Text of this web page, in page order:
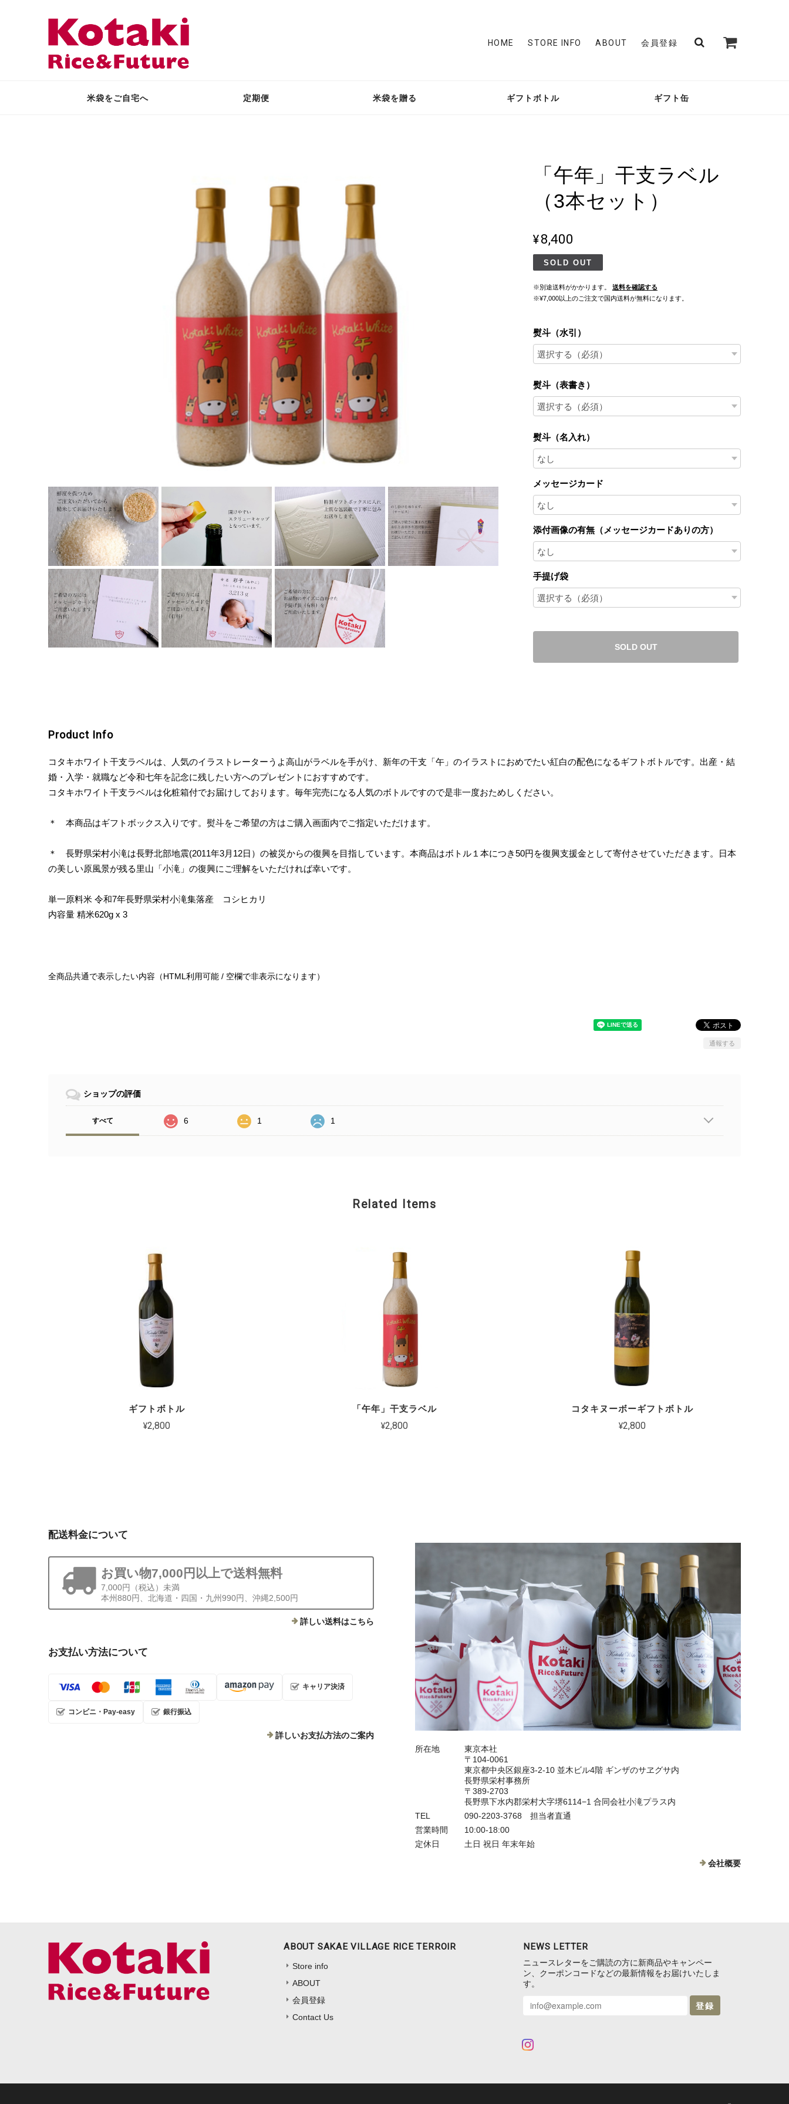
HOME STORE INFO ABOUT 会員登録
米袋をご自宅へ 定期便 米袋を贈る ギフトボトル ギフト缶
「午年」干支ラベル
（3本セット）
¥8,400
SOLD OUT
※別途送料がかかります。
送料を確認する
※¥7,000以上のご注文で国内送料が無料になります。
熨斗（水引）
熨斗（表書き）
熨斗（名入れ）
メッセージカード
添付画像の有無（メッセージカードありの方）
手提げ袋
SOLD OUT
Product Info
コタキホワイト干支ラベルは、人気のイラストレーターうよ高山がラベルを手がけ、新年の干支「午」のイラストにおめでたい紅白の配色になるギフトボトルです。出産・結
婚・入学・就職など令和七年を記念に残したい方へのプレゼントにおすすめです。
コタキホワイト干支ラベルは化粧箱付でお届けしております。毎年完売になる人気のボトルですので是非一度おためしください。
＊ 本商品はギフトボックス入りです。熨斗をご希望の方はご購入画面内でご指定いただけます。
＊ 長野県栄村小滝は長野北部地震(2011年3月12日）の被災からの復興を目指しています。本商品はボトル１本につき50円を復興支援金として寄付させていただきます。日本
の美しい原風景が残る里山「小滝」の復興にご理解をいただければ幸いです。
単一原料米 令和7年長野県栄村小滝集落産 コシヒカリ
内容量 精米620g x 3
全商品共通で表示したい内容（HTML利用可能 / 空欄で非表示になります）
通報する
ショップの評価
すべて 6 1 1
Related Items
ギフトボトル
¥2,800
「午年」干支ラベル
¥2,800
コタキヌーボーギフトボトル
¥2,800
配送料金について
お買い物7,000円以上で送料無料
7,000円（税込）未満
本州880円、北海道・四国・九州990円、沖縄2,500円
詳しい送料はこちら
お支払い方法について
キャリア決済
コンビニ・Pay-easy 銀行振込
詳しいお支払方法のご案内
所在地
東京本社
〒104-0061
東京都中央区銀座3-2-10 並木ビル4階 ギンザのサヱグサ内
長野県栄村事務所
〒389-2703
長野県下水内郡栄村大字堺6114−1 合同会社小滝プラス内
TEL
090-2203-3768 担当者直通
営業時間
10:00-18:00
定休日
土日 祝日 年末年始
会社概要
ABOUT SAKAE VILLAGE RICE TERROIR
Store info
ABOUT
会員登録
Contact Us
NEWS LETTER
ニュースレターをご購読の方に新商品やキャンペー
ン、クーポンコードなどの最新情報をお届けいたしま
す。
登録